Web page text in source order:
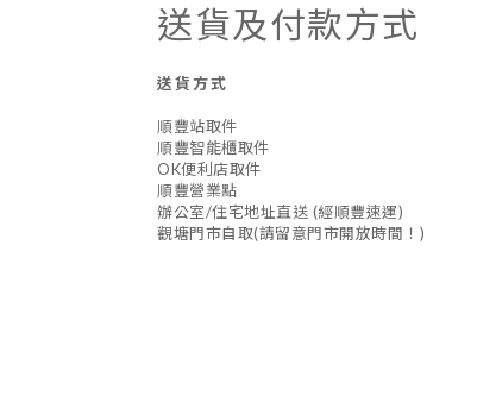
送貨及付款方式
送貨方式
順豐站取件
順豐智能櫃取件
OK便利店取件
順豐營業點
辦公室/住宅地址直送 (經順豐速運)
觀塘門市自取(請留意門市開放時間！)